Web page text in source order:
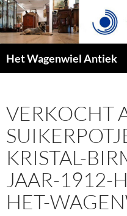
Het Wagenwiel Antiek
VERKOCHT
KRISTAL-
JAAR-1912-
HET-